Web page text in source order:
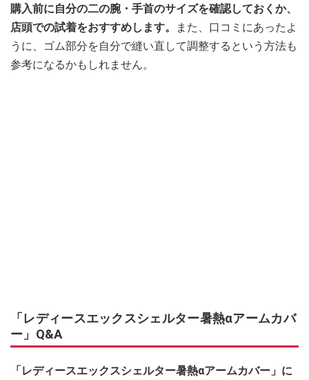
購入前に自分の二の腕・手首のサイズを確認しておくか、
店頭での試着をおすすめします。
また、口コミにあったよ
うに、ゴム部分を自分で縫い直して調整するという方法も
参考になるかもしれません。
「レディースエックスシェルター暑熱αアームカバ
ー」Q&A
「レディースエックスシェルター暑熱αアームカバー」に